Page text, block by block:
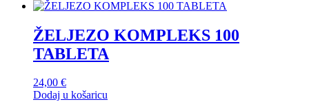
ŽELJEZO KOMPLEKS 100
TABLETA
24,00 €
Dodaj u košaricu